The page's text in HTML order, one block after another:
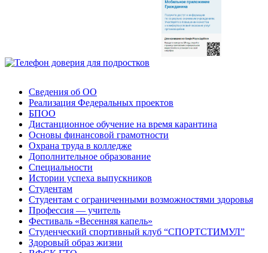
Сведения об ОО
Реализация Федеральных проектов
БПОО
Дистанционное обучение на время карантина
Основы финансовой грамотности
Охрана труда в колледже
Дополнительное образование
Специальности
Истории успеха выпускников
Студентам
Студентам с ограниченными возможностями здоровья
Профессия — учитель
Фестиваль «Весенняя капель»
Студенческий спортивный клуб “СПОРТСТИМУЛ”
Здоровый образ жизни